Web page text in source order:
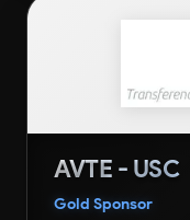
AVTE - USC
Gold Sponsor